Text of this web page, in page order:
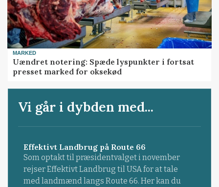
MARKED
Uændret notering: Spæde lyspunkter i fortsat
presset marked for oksekød
Vi går i dybden med...
Effektivt Landbrug på Route 66
Som optakt til præsidentvalget i november
rejser Effektivt Landbrug til USA for at tale
med landmænd langs Route 66. Her kan du